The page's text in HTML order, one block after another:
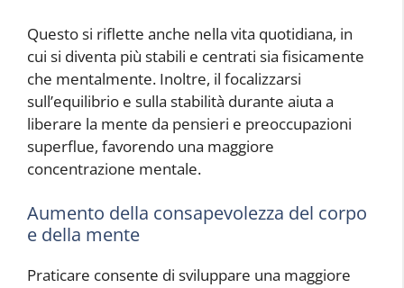
Questo si riflette anche nella vita quotidiana, in
cui si diventa più stabili e centrati sia fisicamente
che mentalmente. Inoltre, il focalizzarsi
sull’equilibrio e sulla stabilità durante aiuta a
liberare la mente da pensieri e preoccupazioni
superflue, favorendo una maggiore
concentrazione mentale.
Aumento della consapevolezza del corpo
e della mente
Praticare consente di sviluppare una maggiore